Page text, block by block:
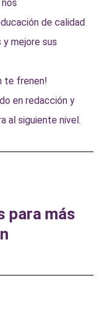
de calidad
mejore sus
te frenen!
en redacción y
al siguiente nivel.
para más